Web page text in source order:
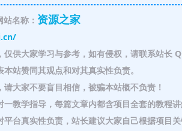
站名称： 资源之家
供大家学习与参考，如有侵权，请联系站长
站赞同其观点和对其真实性负责。
大家不要盲目相信，被骗本站概不负责！
教学指导，每篇文章内都含项目全套的教程讲
台真实性负责，站长建议大家自己根据项目关